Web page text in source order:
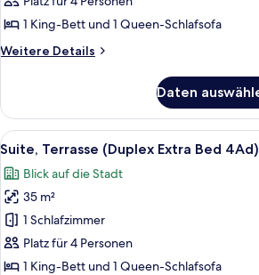
Extra
Bed
4Ad)
1 King-Bett und 1 Queen-Schlafsofa
Weitere Details
Weitere
(Duplex
Extra
Bed
Daten
Alle
Fotos
für
Suite,
Terrasse
(Duplex
Extra
Ein
11
Suite, Terrasse (Duplex Extra Bed 4Ad)
Blick auf die Stadt
35 m²
1 Schlafzimmer
Platz für 4 Personen
1 King-Bett und 1 Queen-Schlafsofa